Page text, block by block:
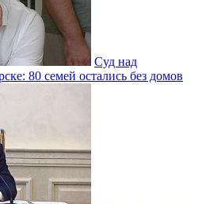
Суд над
80 семей остались без домов